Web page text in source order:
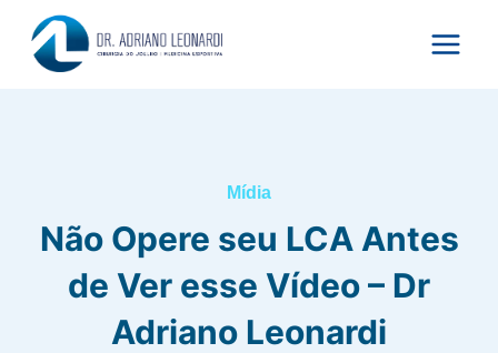
para
Mídia
Não Opere seu LCA Antes
de Ver esse Vídeo – Dr
Adriano Leonardi